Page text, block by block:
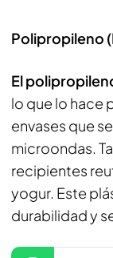
Polipropileno
El
lo que lo hace
envases que
microondas.
recipientes
yogur. Este
durabilidad y